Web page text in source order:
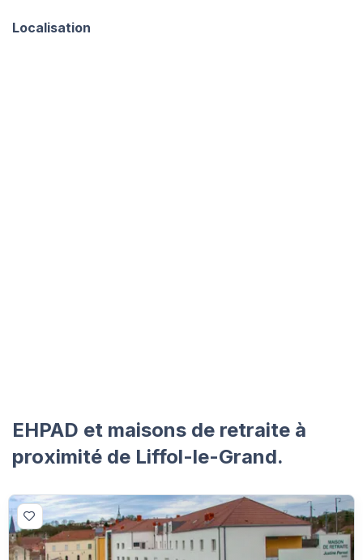
Localisation
EHPAD et maisons de retraite à
proximité de Liffol-le-Grand.